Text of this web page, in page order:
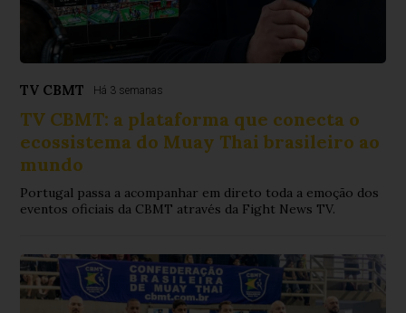
TV CBMT Há 3 semanas
TV CBMT: a plataforma que conecta o
ecossistema do Muay Thai brasileiro ao
mundo
Portugal passa a acompanhar em direto toda a emoção dos
eventos oficiais da CBMT através da Fight News TV.